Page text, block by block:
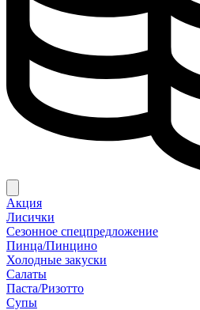
Акция
Лисички
Сезонное спецпредложение
Пинца/Пинцино
Холодные закуски
Салаты
Паста/Ризотто
Супы